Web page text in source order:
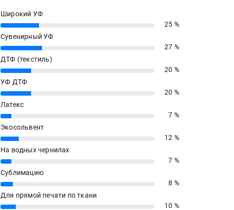
Широкий УФ
25%
25 %
Сувенирный УФ
27%
27 %
ДТФ (текстиль)
20%
20 %
УФ ДТФ
20%
20 %
Латекс
7%
7 %
Экосольвент
12%
12 %
На водных чернилах
7%
7 %
Сублимацию
8%
8 %
Для прямой печати по ткани
10%
10 %